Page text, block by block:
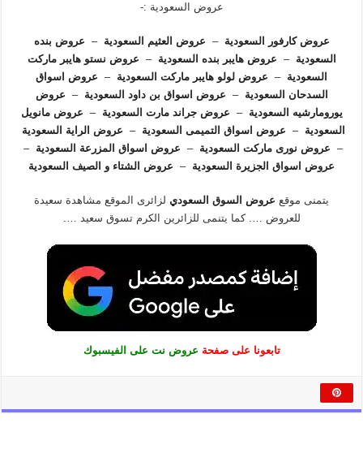
عروض السعودية :-
عروض كارفور السعودية – عروض العثيم السعودية –
عروض بنده
السعودية – عروض هايبر بنده السعودية –
عروض نستو هايبر ماركت
السعودية – عروض لولو هايبر ماركت السعودية –
عروض اسواق
السدحان السعودية – عروض اسواق بن داود السعودية –
عروض
يورومارشيه السعودية – عروض جراند مارت السعودية –
عروض مانويل
السعودية – عروض اسواق التميمى السعودية –
عروض الراية السعودية
–
عروض نورى ماركت السعودية – عروض اسواق المزرعة السعودية –
عروض اسواق الجزيرة السعودية – عروض الشتاء و الصيف السعودية
يتمنى موقع عروض السوق السعوديلزائرى الموقع مشاهدة سعيدة
للعروض …. كما يتنمى للزائرين الكرم تسوق سعيد ….
تابعونا على صفحة عروض نت على الفيسبوك